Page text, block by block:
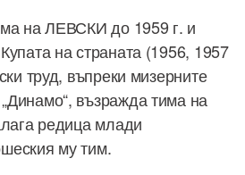
на ЛЕВСКИ до 1959 г. и
на страната (1956, 1957
труд, въпреки мизерните
възражда тима на
редица млади
му тим.